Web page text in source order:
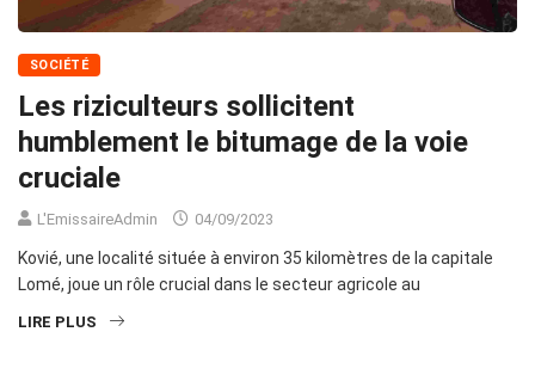
SOCIÉTÉ
Les riziculteurs sollicitent
humblement le bitumage de la voie
cruciale
L'EmissaireAdmin 04/09/2023
Kovié, une localité située à environ 35 kilomètres de la capitale
Lomé, joue un rôle crucial dans le secteur agricole au
LIRE PLUS